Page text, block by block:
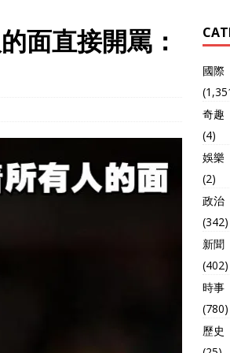
面直接開罵：
國際
奇趣
(4)
娛樂
(2)
政治
(342)
新聞
(402)
時事
(780)
歷史